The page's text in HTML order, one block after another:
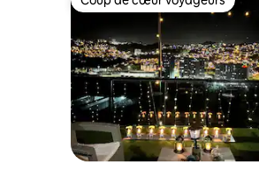
Coup de cœur voyageurs